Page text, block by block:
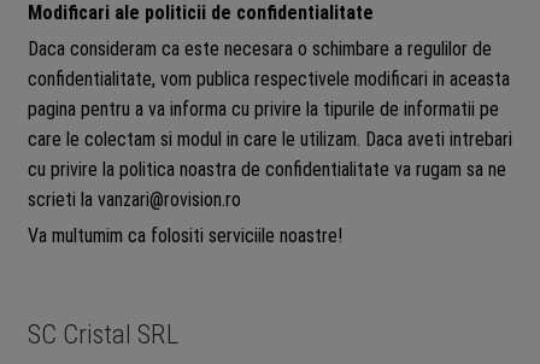
Modificari ale politicii de confidentialitate
Daca consideram ca este necesara o schimbare a regulilor de
confidentialitate, vom publica respectivele modificari in aceasta
pagina pentru a va informa cu privire la tipurile de informatii pe
care le colectam si modul in care le utilizam. Daca aveti intrebari
cu privire la politica noastra de confidentialitate va rugam sa ne
scrieti la vanzari@rovision.ro
Va multumim ca folositi serviciile noastre!
SC Cristal SRL